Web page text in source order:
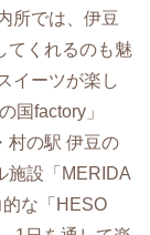
所では、伊豆
てくれるのも魅
イーツが楽し
国factory」
村の駅 伊豆の
施設「MERIDA
な「HESO